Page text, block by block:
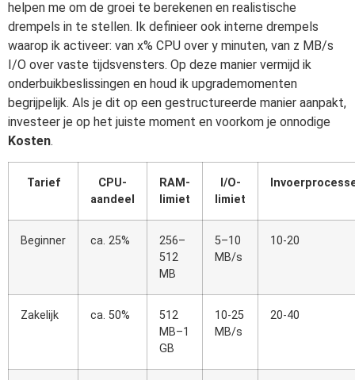
helpen me om de groei te berekenen en realistische
drempels in te stellen. Ik definieer ook interne drempels
waarop ik activeer: van x% CPU over y minuten, van z MB/s
I/O over vaste tijdsvensters. Op deze manier vermijd ik
onderbuikbeslissingen en houd ik upgrademomenten
begrijpelijk. Als je dit op een gestructureerde manier aanpakt,
investeer je op het juiste moment en voorkom je onnodige
Kosten.
Tarief
CPU-
aandeel
RAM-
limiet
I/O-
limiet
Beginner ca. 25%
256–
512
MB
5–10
MB/s
10-20
Zakelijk ca. 50%
512
MB–1
GB
10-25
MB/s
20-40